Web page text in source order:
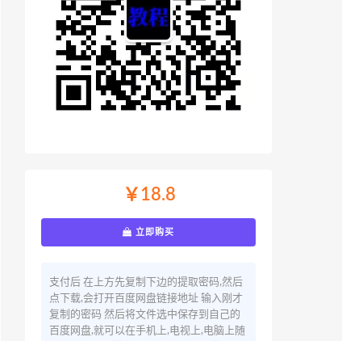
￥18.8
立即购买
支付后 在上方先复制下边的提取密码,然后
点下载,会打开百度网盘链接地址 输入刚才
复制的密码 然后将文件选中保存到自己的
百度网盘,就可以在手机上,电视上,电脑上随